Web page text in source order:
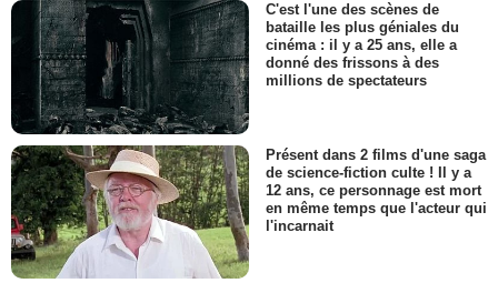
C'est l'une des scènes de
bataille les plus géniales du
cinéma : il y a 25 ans, elle a
donné des frissons à des
millions de spectateurs
Présent dans 2 films d'une saga
de science-fiction culte ! Il y a
12 ans, ce personnage est mort
en même temps que l'acteur qui
l'incarnait